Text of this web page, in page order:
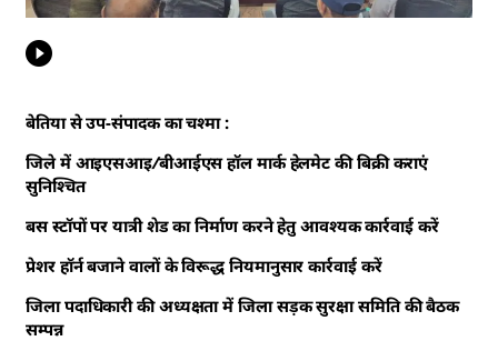
बेतिया से उप-संपादक का चश्मा :
जिले में आइएसआइ/बीआईएस हॉल मार्क हेलमेट की बिक्री कराएं
सुनिश्चित
बस स्टॉपों पर यात्री शेड का निर्माण करने हेतु आवश्यक कार्रवाई करें
प्रेशर हॉर्न बजाने वालों के विरूद्ध नियमानुसार कार्रवाई करें
जिला पदाधिकारी की अध्यक्षता में जिला सड़क सुरक्षा समिति की बैठक
सम्पन्न